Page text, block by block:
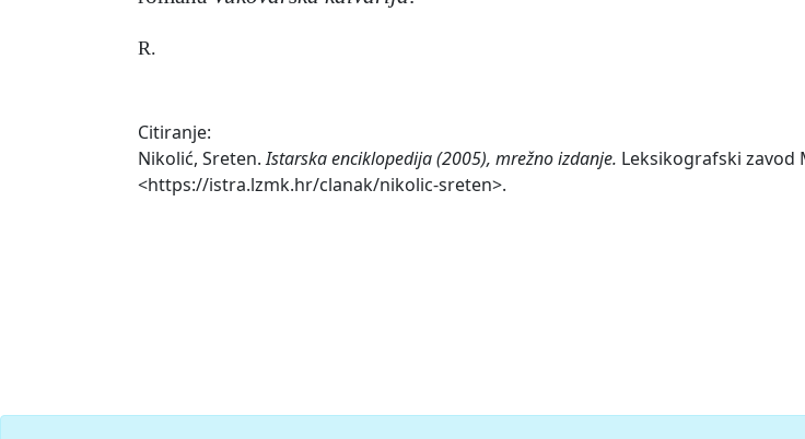
R.
Citiranje:
Nikolić, Sreten.Istarska enciklopedija (2005), mrežno izdanje. Leksikografski zavod
<https://istra.lzmk.hr/clanak/nikolic-sreten>.